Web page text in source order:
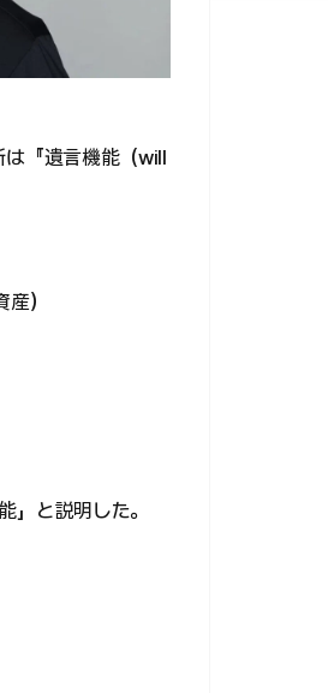
『遺言機能（will
）
」と説明した。